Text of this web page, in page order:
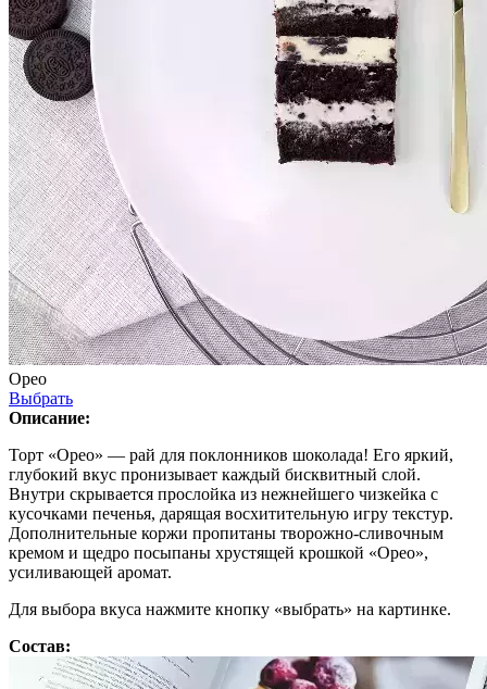
Орео
Выбрать
Описание:
Торт «Орео» — рай для поклонников шоколада! Его яркий,
глубокий вкус пронизывает каждый бисквитный слой.
Внутри скрывается прослойка из нежнейшего чизкейка с
кусочками печенья, дарящая восхитительную игру текстур.
Дополнительные коржи пропитаны творожно-сливочным
кремом и щедро посыпаны хрустящей крошкой «Орео»,
усиливающей аромат.
Для выбора вкуса нажмите кнопку «выбрать» на картинке.
Состав: